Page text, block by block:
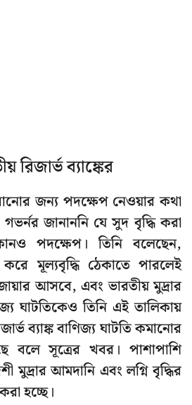
রিজার্ভ ব্যাঙ্কের
জন্য পদক্ষেপ নেওয়ার কথা
গভর্নর জানাননি যে সুদ বৃদ্ধি করা
পদক্ষেপ। তিনি বলেছেন,
মূল্যবৃদ্ধি ঠেকাতে পারলেই
আসবে, এবং ভারতীয় মুদ্রার
ঘাটতিকেও তিনি এই তালিকায়
ব্যাঙ্ক বাণিজ্য ঘাটতি কমানোর
বলে সূত্রের খবর। পাশাপাশি
মুদ্রার আমদানি এবং লগ্নি বৃদ্ধির
হচ্ছে।